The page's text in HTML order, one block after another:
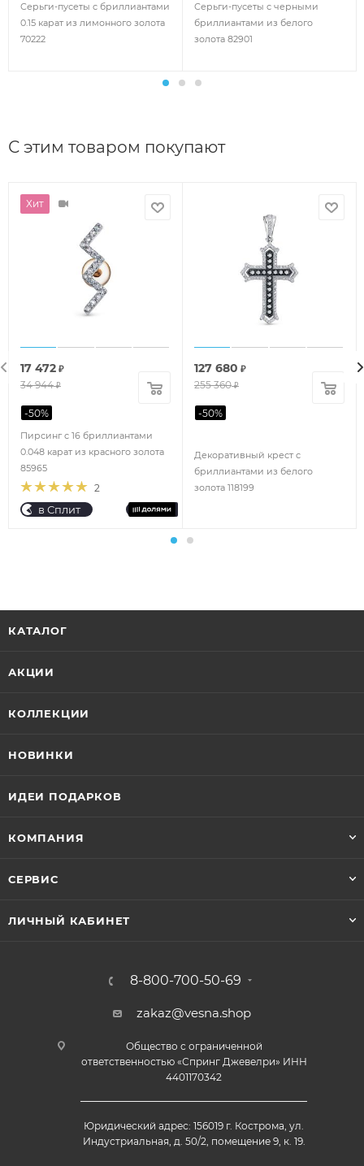
Серьги-пусеты с бриллиантами
0.15 карат из лимонного золота
70222
Серьги-пусеты с черными
бриллиантами из белого
золота 82901
С этим товаром покупают
Хит
2
Пирсинг с 16 бриллиантами
0.048 карат из красного золота
85965
17 472 ₽
34 944₽
-50%
в Сплит
Декоративный крест с
бриллиантами из белого
золота 118199
127 680 ₽
255 360₽
-50%
КАТАЛОГ
АКЦИИ
КОЛЛЕКЦИИ
НОВИНКИ
ИДЕИ ПОДАРКОВ
КОМПАНИЯ
СЕРВИС
ЛИЧНЫЙ КАБИНЕТ
8-800-700-50-69
zakaz@vesna.shop
Общество с ограниченной
ответственностью «Спринг Джевелри» ИНН
4401170342
Юридический адрес: 156019 г. Кострома, ул.
Индустриальная, д. 50/2, помещение 9, к. 19.